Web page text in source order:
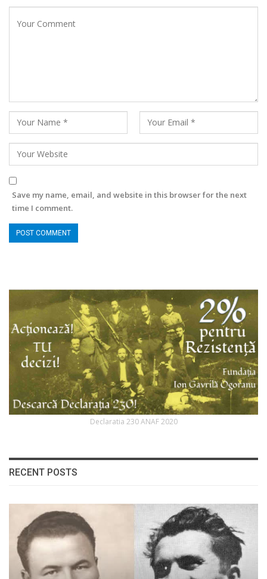
Save my name, email, and website in this browser for the next
time I comment.
Declaratia 230 ANAF 2020
RECENT POSTS